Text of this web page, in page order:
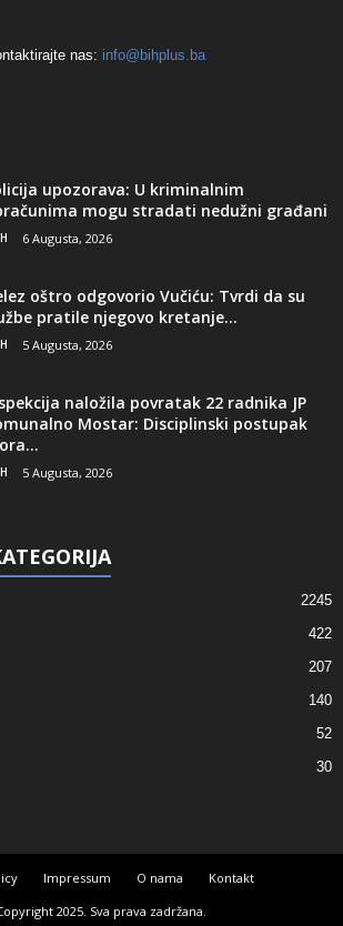
nas: info@bihplus.ba
upozorava: U kriminalnim
mogu stradati nedužni građani
6 Augusta, 2026
oštro odgovorio Vučiću: Tvrdi da su
pratile njegovo kretanje...
5 Augusta, 2026
naložila povratak 22 radnika JP
Mostar: Disciplinski postupak
5 Augusta, 2026
2245
422
207
140
52
30
Impressum O nama
Kontakt
2025. Sva prava zadržana.